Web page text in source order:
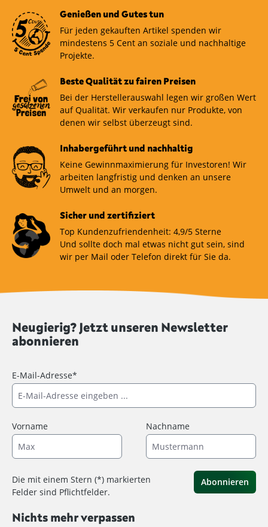
Genießen und Gutes tun
Für jeden gekauften Artikel spenden wir
mindestens 5 Cent an soziale und nachhaltige
Projekte.
Beste Qualität zu fairen Preisen
Bei der Herstellerauswahl legen wir großen Wert
auf Qualität. Wir verkaufen nur Produkte, von
denen wir selbst überzeugt sind.
Inhabergeführt und nachhaltig
Keine Gewinnmaximierung für Investoren! Wir
arbeiten langfristig und denken an unsere
Umwelt und an morgen.
Sicher und zertifiziert
Top Kundenzufriendenheit: 4,9/5 Sterne
Und sollte doch mal etwas nicht gut sein, sind
wir per Mail oder Telefon direkt für Sie da.
Neugierig? Jetzt unseren Newsletter
abonnieren
E-Mail-Adresse*
Vorname Nachname
Die mit einem Stern (*) markierten
Felder sind Pflichtfelder.
Abonnieren
Nichts mehr verpassen